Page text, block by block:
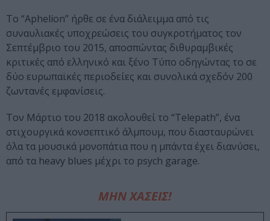
Το “Aphelion” ήρθε σε ένα διάλειμμα από τις
συναυλιακές υποχρεώσεις του συγκροτήματος τον
Σεπτέμβριο του 2015, αποσπώντας διθυραμβικές
κριτικές από ελληνικό και ξένο Τύπο οδηγώντας το σε
δύο ευρωπαϊκές περιοδείες και συνολικά σχεδόν 200
ζωντανές εμφανίσεις.
Τον Μάρτιο του 2018 ακολουθεί το “Telepath”, ένα
στιχουργικά κονσεπτικό άλμπουμ, που διασταυρώνει
όλα τα μουσικά μονοπάτια που η μπάντα έχει διανύσει,
από τα heavy blues μέχρι το psych garage.
ΜΗΝ ΧΑΣΕΙΣ!